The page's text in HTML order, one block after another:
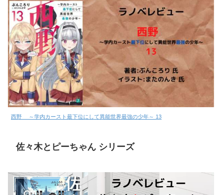
西野 ～学内カースト最下位にして異能世界最強の少年～ 13
佐々木とピーちゃん シリーズ